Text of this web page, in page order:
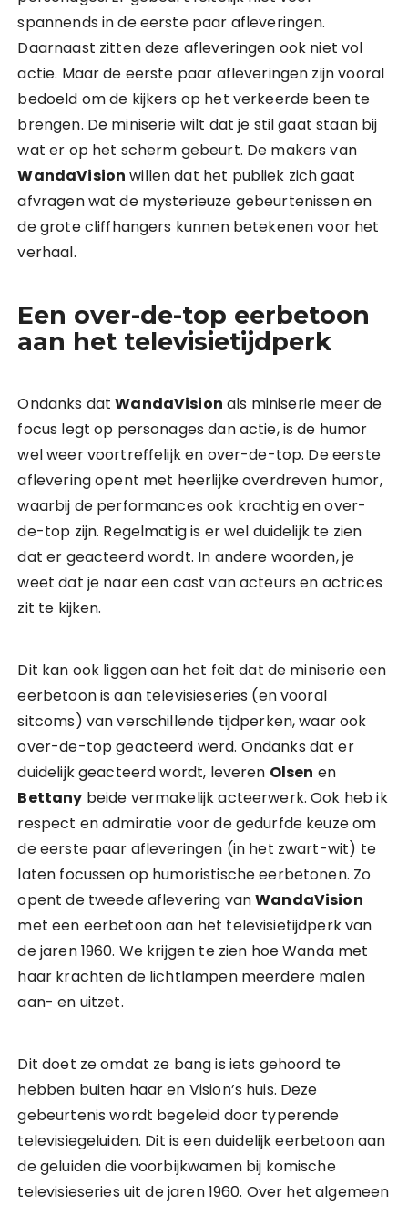
spannends in de eerste paar afleveringen.
Daarnaast zitten deze afleveringen ook niet vol
actie. Maar de eerste paar afleveringen zijn vooral
bedoeld om de kijkers op het verkeerde been te
brengen. De miniserie wilt dat je stil gaat staan bij
wat er op het scherm gebeurt. De makers van
WandaVision willen dat het publiek zich gaat
afvragen wat de mysterieuze gebeurtenissen en
de grote cliffhangers kunnen betekenen voor het
verhaal.
Een over-de-top eerbetoon
aan het televisietijdperk
Ondanks datWandaVision als miniserie meer de
focus legt op personages dan actie, is de humor
wel weer voortreffelijk en over-de-top. De eerste
aflevering opent met heerlijke overdreven humor,
waarbij de performances ook krachtig en over-
de-top zijn. Regelmatig is er wel duidelijk te zien
dat er geacteerd wordt. In andere woorden, je
weet dat je naar een cast van acteurs en actrices
zit te kijken.
Dit kan ook liggen aan het feit dat de miniserie een
eerbetoon is aan televisieseries (en vooral
sitcoms) van verschillende tijdperken, waar ook
over-de-top geacteerd werd. Ondanks dat er
duidelijk geacteerd wordt, leveren Olsen en
Bettany beide vermakelijk acteerwerk. Ook heb ik
respect en admiratie voor de gedurfde keuze om
de eerste paar afleveringen (in het zwart-wit) te
laten focussen op humoristische eerbetonen. Zo
opent de tweede aflevering vanWandaVision
met een eerbetoon aan het televisietijdperk van
de jaren 1960. We krijgen te zien hoe Wanda met
haar krachten de lichtlampen meerdere malen
aan- en uitzet.
Dit doet ze omdat ze bang is iets gehoord te
hebben buiten haar en Vision’s huis. Deze
gebeurtenis wordt begeleid door typerende
televisiegeluiden. Dit is een duidelijk eerbetoon aan
de geluiden die voorbijkwamen bij komische
televisieseries uit de jaren 1960. Over het algemeen